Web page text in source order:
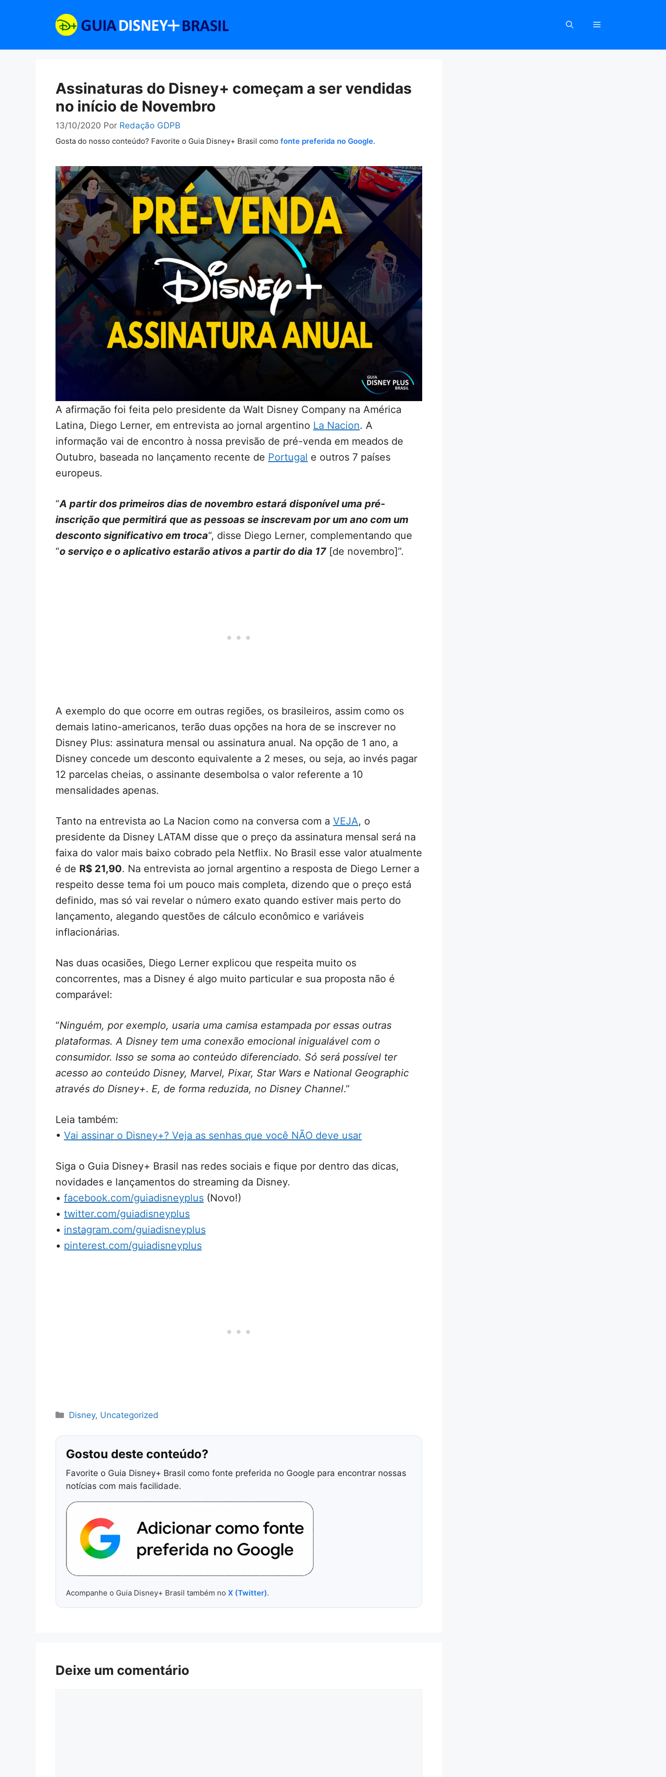
Assinaturas do Disney+ começam a ser vendidas
no início de Novembro
13/10/2020 Por Redação GDPB
Gosta do nosso conteúdo? Favorite o Guia Disney+ Brasil como fonte preferida no Google.
A afirmação foi feita pelo presidente da Walt Disney Company na América
Latina, Diego Lerner, em entrevista ao jornal argentino La Nacion. A
informação vai de encontro à nossa previsão de pré-venda em meados de
Outubro, baseada no lançamento recente de Portugal e outros 7 países
europeus.
“A partir dos primeiros dias de novembro estará disponível uma pré-
inscrição que permitirá que as pessoas se inscrevam por um ano com um
desconto significativo em troca“, disse Diego Lerner, complementando que
“o serviço e o aplicativo estarão ativos a partir do dia 17[de novembro]”.
A exemplo do que ocorre em outras regiões, os brasileiros, assim como os
demais latino-americanos, terão duas opções na hora de se inscrever no
Disney Plus: assinatura mensal ou assinatura anual. Na opção de 1 ano, a
Disney concede um desconto equivalente a 2 meses, ou seja, ao invés pagar
12 parcelas cheias, o assinante desembolsa o valor referente a 10
mensalidades apenas.
Tanto na entrevista ao La Nacion como na conversa com a VEJA, o
presidente da Disney LATAM disse que o preço da assinatura mensal será na
faixa do valor mais baixo cobrado pela Netflix. No Brasil esse valor atualmente
é de R$ 21,90. Na entrevista ao jornal argentino a resposta de Diego Lerner a
respeito desse tema foi um pouco mais completa, dizendo que o preço está
definido, mas só vai revelar o número exato quando estiver mais perto do
lançamento, alegando questões de cálculo econômico e variáveis
inflacionárias.
Nas duas ocasiões, Diego Lerner explicou que respeita muito os
concorrentes, mas a Disney é algo muito particular e sua proposta não é
comparável:
“Ninguém, por exemplo, usaria uma camisa estampada por essas outras
plataformas. A Disney tem uma conexão emocional inigualável com o
consumidor. Isso se soma ao conteúdo diferenciado. Só será possível ter
acesso ao conteúdo Disney, Marvel, Pixar, Star Wars e National Geographic
através do Disney+. E, de forma reduzida, no Disney Channel.”
Leia também:
• Vai assinar o Disney+? Veja as senhas que você NÃO deve usar
Siga o Guia Disney+ Brasil nas redes sociais e fique por dentro das dicas,
novidades e lançamentos do streaming da Disney.
• facebook.com/guiadisneyplus (Novo!)
• twitter.com/guiadisneyplus
• instagram.com/guiadisneyplus
• pinterest.com/guiadisneyplus
Categorias
Disney, Uncategorized
Gostou deste conteúdo?
Favorite o Guia Disney+ Brasil como fonte preferida no Google para encontrar nossas
notícias com mais facilidade.
Acompanhe o Guia Disney+ Brasil também no X (Twitter).
Deixe um comentário